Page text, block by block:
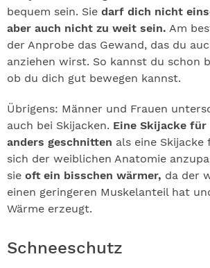
bequem sein. Sie darf dich nicht
aber auch nicht zu weit sein. Am
der Anprobe das Gewand, das du
anziehen wirst. So kannst du schon
ob du dich gut bewegen kannst.
Übrigens: Männer und Frauen
auch bei Skijacken. Eine Skijacke
anders geschnitten als eine Skijacke
sich der weiblichen Anatomie
sie oft ein bisschen wärmer, da der
einen geringeren Muskelanteil hat
Wärme erzeugt.
Schneeschutz